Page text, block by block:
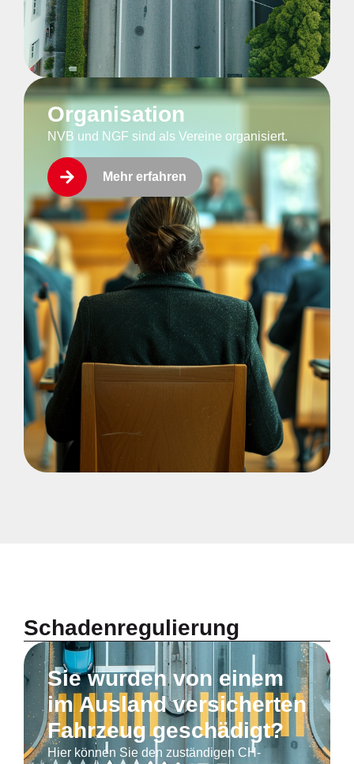
Organisation
NVB und NGF sind als Vereine organisiert.
Mehr erfahren
Schadenregulierung
Sie wurden von einem
im Ausland versicherten
Fahrzeug geschädigt?
Hier können Sie den zuständigen CH-